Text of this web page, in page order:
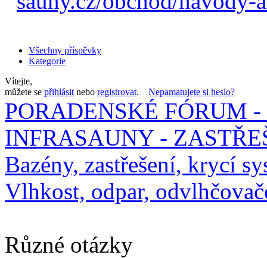
Všechny příspěvky
Kategorie
Vítejte,
můžete se přihlásit nebo registrovat. Nepamatujete si heslo?
PORADENSKÉ FÓRUM
INFRASAUNY -
Bazény, zastřešení, krycí
Vlhkost, odpar,
Různé otázky